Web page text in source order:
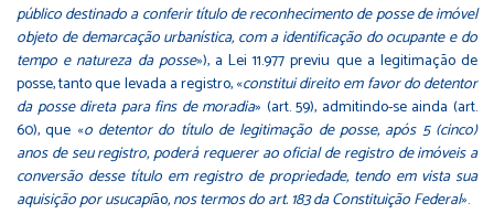
público destinado a conferir título de reconhecimento de posse de imóvel
objeto de demarcação urbanística, com a identificação do ocupante e do
tempo e natureza da posse»), a Lei 11.977 previu que a legitimação de
posse, tanto que levada a registro, «constitui direito em favor do detentor
da posse direta para fins de moradia» (art. 59), admitindo-se ainda (art.
60), que «o detentor do título de legitimação de posse, após 5 (cinco)
anos de seu registro, poderá requerer ao oficial de registro de imóveis a
conversão desse título em registro de propriedade, tendo em vista sua
aquisição por usucapião, nos termos doart. 183 da Constituição Federal».